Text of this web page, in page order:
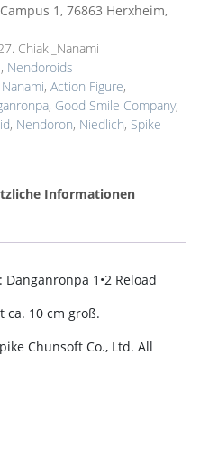
1, 76863 Herxheim,
Chiaki_Nanami
, Nendoroids
, Action Figure,
, Good Smile Company,
, Nendoron, Niedlich, Spike
Informationen
1•2 Reload
ca. 10 cm groß.
Chunsoft Co., Ltd. All